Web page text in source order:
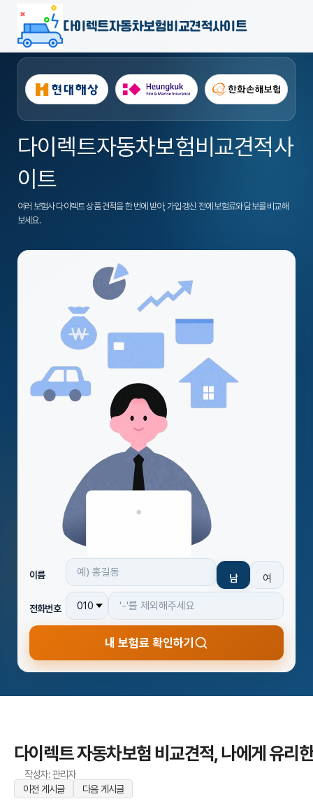
다이렉트자동차보험비교견적사이트
다이렉트자동차보험비교견적사
이트
여러 보험사 다이렉트 상품 견적을 한 번에 받아, 가입·갱신 전에 보험료와 담보를 비교해
보세요.
이름 남 여
전화번호
내 보험료 확인하기
다이렉트 자동차보험 비교견적, 나에게 유리
작성자: 관리자
이전 게시글
다음 게시글